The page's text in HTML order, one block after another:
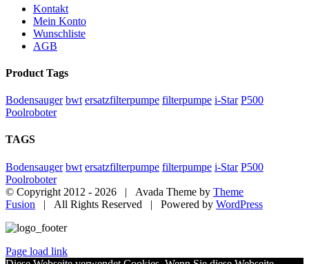
Kontakt
Mein Konto
Wunschliste
AGB
Product Tags
Bodensauger bwt ersatzfilterpumpe filterpumpe i-Star P500
Poolroboter
TAGS
Bodensauger bwt ersatzfilterpumpe filterpumpe i-Star P500
Poolroboter
© Copyright 2012 - 2026 | Avada Theme by Theme
Fusion | All Rights Reserved | Powered by WordPress
Page load link